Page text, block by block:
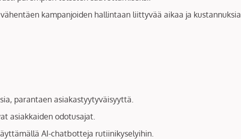
kampanjoiden hallintaan liittyvää aikaa ja kustannuksia.
parantaen asiakastyytyväisyyttä.
asiakkaiden odotusajat.
AI-chatbotteja rutiinikyselyihin.